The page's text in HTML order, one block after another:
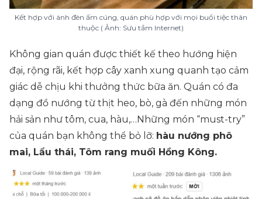
Kết hợp với ánh đèn ấm cúng, quán phù hợp với mọi buổi tiệc thân
thuộc ( Ảnh: Sưu tầm Internet)
Không gian quán được thiết kế theo hướng hiện
đại, rộng rãi, kết hợp cây xanh xung quanh tạo cảm
giác dễ chịu khi thưởng thức bữa ăn. Quán có đa
dạng đồ nướng từ thịt heo, bò, gà đến những món
hải sản như tôm, cua, hàu,…Những món “must-try”
của quán bạn không thể bỏ lỡ: hàu nướng phô
mai, Lẩu thái, Tôm rang muối Hồng Kông.